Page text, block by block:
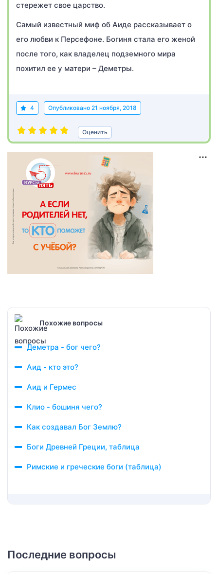
стережет свое царство.
Самый известный миф об Аиде рассказывает о
его любви к Персефоне. Богиня стала его женой
после того, как владелец подземного мира
похитил ее у матери – Деметры.
4 Опубликовано 21 ноября, 2018
Оценить
Похожие вопросы
Деметра - бог чего?
Аид - кто это?
Аид и Гермес
Клио - бошиня чего?
Как создавал Бог Землю?
Боги Древней Греции, таблица
Римские и греческие боги (таблица)
Последние вопросы